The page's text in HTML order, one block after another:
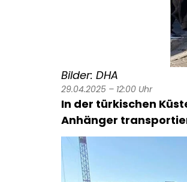
Bilder: DHA
29.04.2025 – 12:00 Uhr
In der türkischen
Anhänger